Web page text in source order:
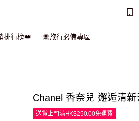
排行榜👑 🛅旅行必備專區
Chanel 香奈兒 邂逅清
送貨上門滿HK$250.00免運費